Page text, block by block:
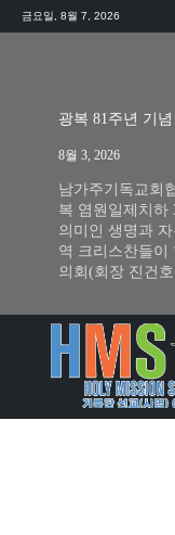
금요일, 8월 7, 2026
광복 81주년 기
8월 3, 2026
남가주기독교회
복 염원일제치하
의미인 생명과
역 크리스찬들이
의회(회장 진건